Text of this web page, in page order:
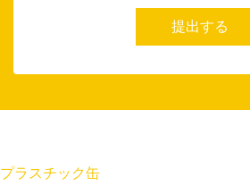
提出する
プラスチック缶